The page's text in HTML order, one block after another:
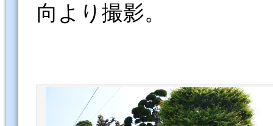
向より撮影。